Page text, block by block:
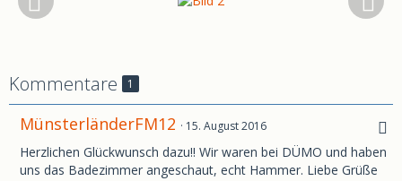
Kommentare 1
MünsterländerFM12 15. August 2016
Herzlichen Glückwunsch dazu!! Wir waren bei DÜMO und haben
uns das Badezimmer angeschaut, echt Hammer. Liebe Grüße